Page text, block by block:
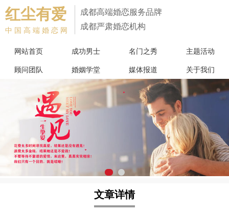
红尘有爱
中国高端婚恋网
成都高端婚恋服务品牌
成都严肃婚恋机构
网站首页 成功男士 名门之秀 主题活动
顾问团队 婚姻学堂 媒体报道 关于我们
文章详情